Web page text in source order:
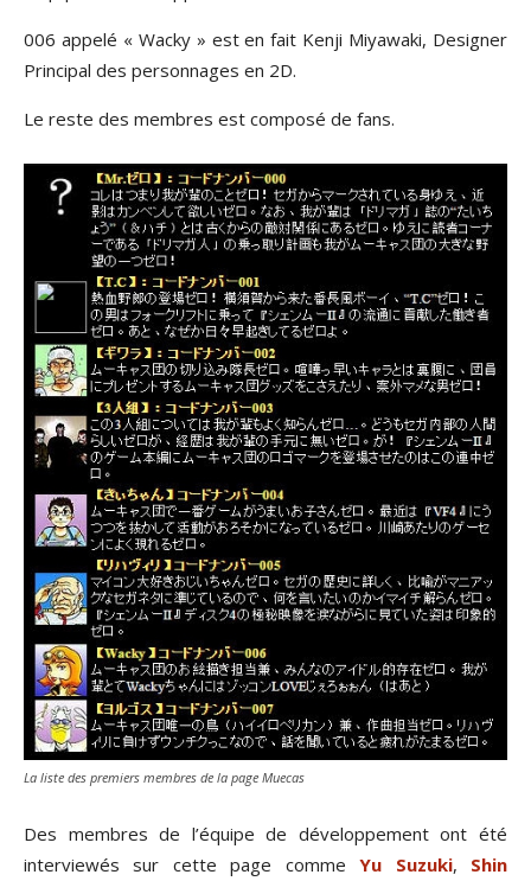
006 appelé « Wacky » est en fait Kenji Miyawaki, Designer
Principal des personnages en 2D.
Le reste des membres est composé de fans.
La liste des premiers membres de la page Muecas
Des membres de l’équipe de développement ont été
interviewés sur cette page commeYu Suzuki, Shin